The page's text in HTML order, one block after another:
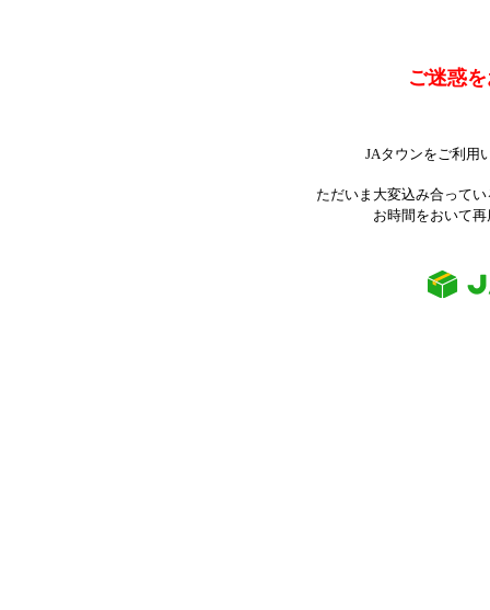
ご迷惑
JAタウンをご利用
ただいま大変込み合って
お時間をおいて